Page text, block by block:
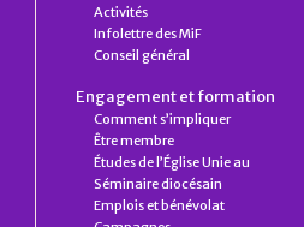
Activités
Infolettre des MiF
Conseil général
Engagement et formation
Comment s’impliquer
Être membre
Études de l’Église Unie au
Séminaire diocésain
Emplois et bénévolat